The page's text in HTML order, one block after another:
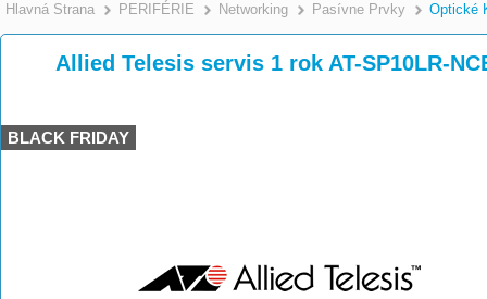
Hlavná Strana >
PERIFÉRIE >
Networking >
Pasívne Prvky Optické
Allied Telesis servis 1 rok AT-SP10LR-
BLACK FRIDAY